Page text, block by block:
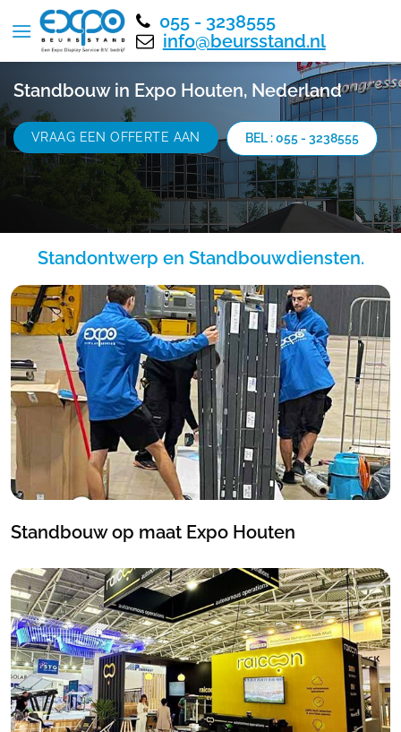
055 - 3238555
info@beursstand.nl
Standbouw in Expo Houten, Nederland
VRAAG EEN OFFERTE AAN BEL : 055 - 3238555
Standontwerp en Standbouwdiensten.
Standbouw op maat Expo Houten